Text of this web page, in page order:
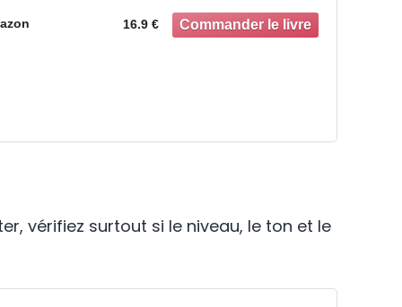
16.9 €
vérifiez surtout si le niveau, le ton et le